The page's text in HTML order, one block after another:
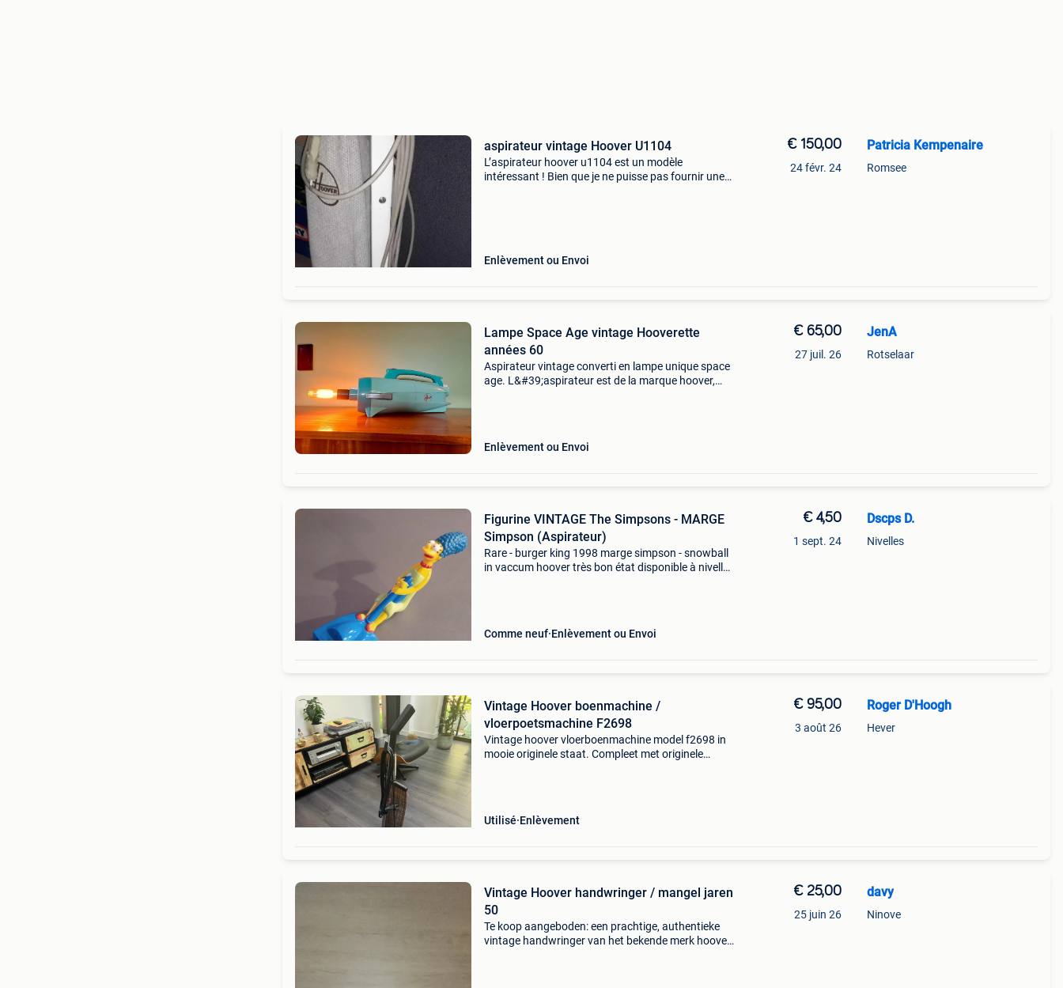
aspirateur vintage Hoover U1104
L’aspirateur hoover u1104 est un modèle
intéressant ! Bien que je ne puisse pas fournir une
Enlèvement ou Envoi
€ 150,00
24 févr. 24
Patricia Kempenaire
Romsee
Lampe Space Age vintage Hooverette
années 60
Aspirateur vintage converti en lampe unique space
age. L&#39;aspirateur est de la marque hoover,
Enlèvement ou Envoi
€ 65,00
27 juil. 26
JenA
Rotselaar
Figurine VINTAGE The Simpsons - MARGE
Simpson (Aspirateur)
Rare - burger king 1998 marge simpson - snowball
in vaccum hoover très bon état disponible à nivelles
Comme neuf Enlèvement ou Envoi
€ 4,50
1 sept. 24
Dscps D.
Nivelles
Vintage Hoover boenmachine /
vloerpoetsmachine F2698
Vintage hoover vloerboenmachine model f2698 in
mooie originele staat. Compleet met originele
Utilisé Enlèvement
€ 95,00
3 août 26
Roger D'Hoogh
Hever
Vintage Hoover handwringer / mangel jaren
50
Te koop aangeboden: een prachtige, authentieke
vintage handwringer van het bekende merk hoover
€ 25,00
25 juin 26
davy
Ninove